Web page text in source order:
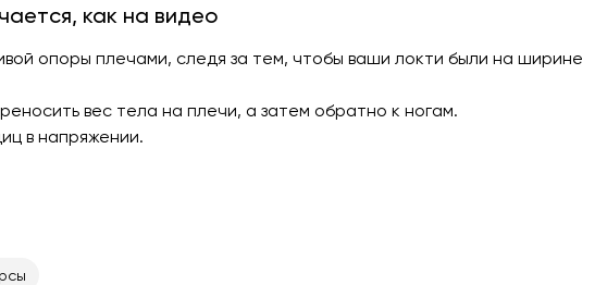
как на видео
опоры плечами, следя за тем, чтобы ваши локти были на ширине
вес тела на плечи, а затем обратно к ногам.
в напряжении.